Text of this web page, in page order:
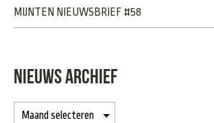
MIJNTEN NIEUWSBRIEF #58
NIEUWS ARCHIEF